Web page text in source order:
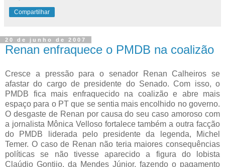
Compartilhar
20 de junho de 2007
Renan enfraquece o PMDB na coalizão
Cresce a pressão para o senador Renan Calheiros se
afastar do cargo de presidente do Senado. Com isso, o
PMDB fica mais enfraquecido na coalizão e abre mais
espaço para o PT que se sentia mais encolhido no governo.
O desgaste de Renan por causa do seu caso amoroso com
a jornalista Mônica Velloso fortalece também a outra facção
do PMDB liderada pelo presidente da legenda, Michel
Temer. O caso de Renan não teria maiores consequências
políticas se não tivesse aparecido a figura do lobista
Claúdio Gontijo, da Mendes Júnior, fazendo o pagamento